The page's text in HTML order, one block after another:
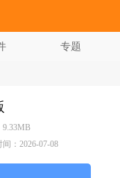
专题
9.33MB
间：2026-07-08